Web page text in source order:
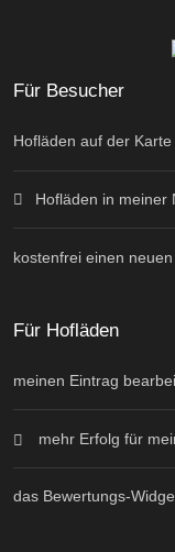
Für Besucher
Hofläden auf der
Hofläden in meiner
kostenfrei einen
Für Hofläden
meinen Eintrag
mehr Erfolg für
das Bewertungs-